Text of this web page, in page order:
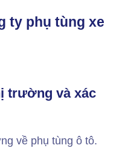
ty phụ tùng xe
trường và xác
về phụ tùng ô tô.